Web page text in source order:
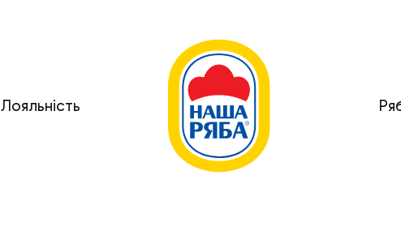
Лояльність